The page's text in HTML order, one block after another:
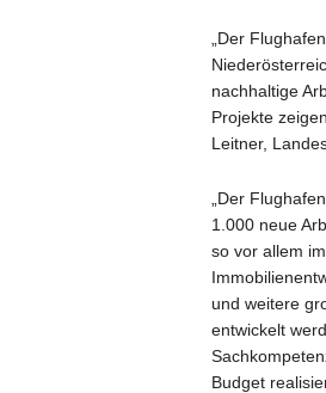
„Der
nachhaltige
Projekte
Leitner,
„Der
1.000 neue
so vor allem
und weitere
entwickelt
Budget